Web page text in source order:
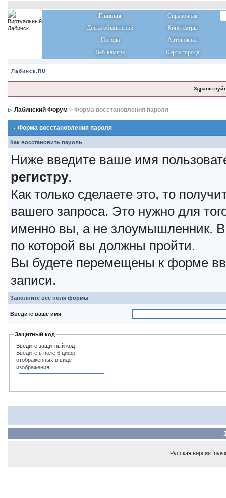
Главная
Справочная
Доска объявлений
Кинотеатры
Погода
Автовокзал
Веб-камера
Карта города
Лабинск.RU
Лабинский Форум > Форма восстановления пароля
Форма восстановления пароля
Как восстановить пароль
Ниже введите ваше имя
регистру.
Как только сделаете это, то
вашего запроса. Это нужно для
именно вы, а не злоумышленник. В
по которой вы должны пройти.
Вы будете перемещены к форме
записи.
Заполните все поля формы
Введите ваше имя
Защитный код
Введите защитный код
Введите в поле 6 цифр,
отображенных в виде
изображения.
Русская версия